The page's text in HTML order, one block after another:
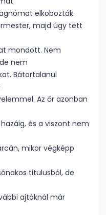
elkobozták.
majd úgy tett
mondott. Nem
nem
Bátortalanul
Az őr azonban
és a viszont nem
mikor végképp
titulusból, de
ajtóknál már